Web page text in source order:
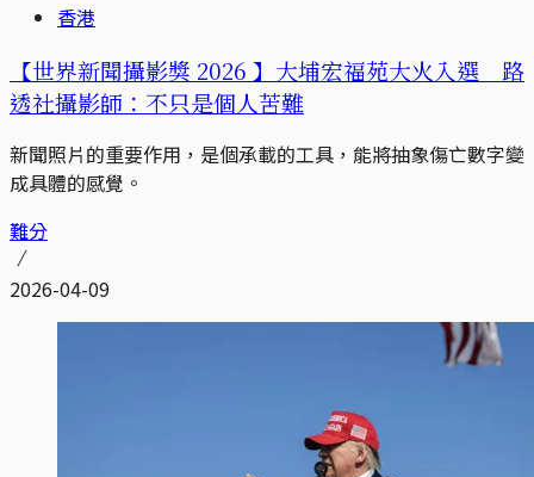
香港
【世界新聞攝影獎 2026 】大埔宏福苑大火入選 路
透社攝影師：不只是個人苦難
新聞照片的重要作用，是個承載的工具，能將抽象傷亡數字變
成具體的感覺。
難分
2026-04-09